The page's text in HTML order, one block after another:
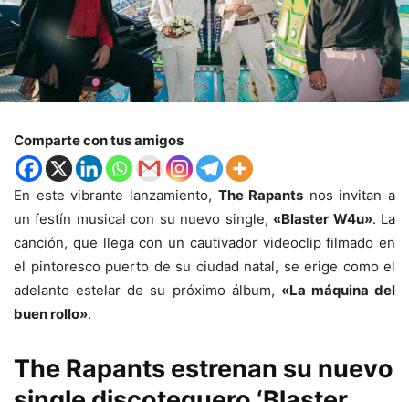
Comparte con tus amigos
En este vibrante lanzamiento, The Rapants nos invitan a
un festín musical con su nuevo single, «Blaster W4u». La
canción, que llega con un cautivador videoclip filmado en
el pintoresco puerto de su ciudad natal, se erige como el
adelanto estelar de su próximo álbum, «La máquina del
buen rollo».
The Rapants estrenan su nuevo